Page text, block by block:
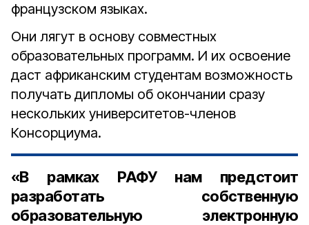
французском языках.
Они лягут в основу совместных
образовательных программ. И их освоение
даст африканским студентам возможность
получать дипломы об окончании сразу
нескольких университетов-членов
Консорциума.
«В рамках РАФУ нам предстоит
разработать собственную
образовательную электронную